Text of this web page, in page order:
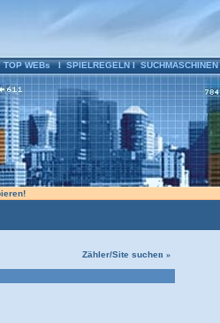
TOP WEBs l SPIELREGELN l SUCHMASCHINEN
Zähler/Site suchen »